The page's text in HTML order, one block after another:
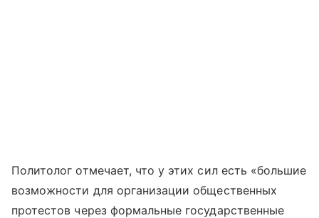
Политолог отмечает, что у этих сил есть «большие
возможности для организации общественных
протестов через формальные государственные